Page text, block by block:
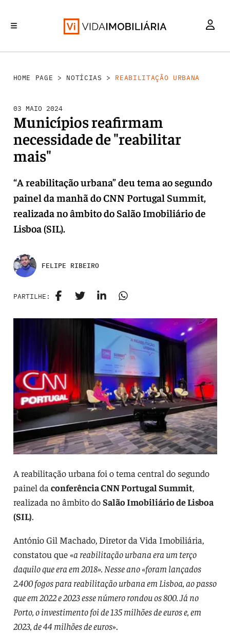
HOME PAGE > NOTÍCIAS > REABILITAÇÃO URBANA
03 MAIO 2024
Municípios reafirmam
necessidade de "reabilitar
mais"
“A reabilitação urbana” deu tema ao segundo
painel da manhã do CNN Portugal Summit,
realizada no âmbito do Salão Imobiliário de
Lisboa (SIL).
FELIPE RIBEIRO
PARTILHE:
A reabilitação urbana foi o tema central do segundo
painel da conferência CNN Portugal Summit,
realizada no âmbito doSalão Imobiliário de Lisboa
(SIL).
António Gil Machado, Diretor da Vida Imobiliária,
constatou que «a reabilitação urbana era um terço
daquilo que era em 2018». Nesse ano «foram lançados
2.400 fogos para reabilitação urbana em Lisboa, ao passo
que em 2022 e 2023 esse número rondou os 800. Já no
Porto, o investimento foi de 135 milhões de euros e, em
2023, de 44 milhões de euros».